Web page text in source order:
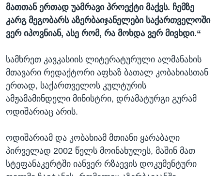
მათთან ერთად უამრავი პროექტი მაქვს. ჩემზე
კარგ მეგობარს აზერბაიჯანელები საქართველოში
ვერ იპოვნიან, ასე რომ, რა მოხდა ვერ მივხდი.“
სამხრეთ კავკასიის ლიტერატურული ალმანახის
მთავარი რედაქტორი აფხაზ ბათალ კობახიასთან
ერთად, საქართველოს კულტურის
ამჟამამინდელი მინისტრი, დრამატურგი გურამ
ოდიშარიაც არის.
ოდიშარიამ და კობახიამ მთიანი ყარაბაღი
პირველად 2002 წელს მოინახულეს, მაშინ მათ
სტეფანაკერტში იანვერ რზაევის დოკუმენტური